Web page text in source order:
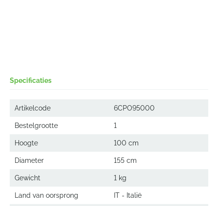
Specificaties
Artikelcode 6CPO95000
Bestelgrootte 1
Hoogte 100 cm
Diameter 155 cm
Gewicht 1 kg
Land van oorsprong IT - Italië